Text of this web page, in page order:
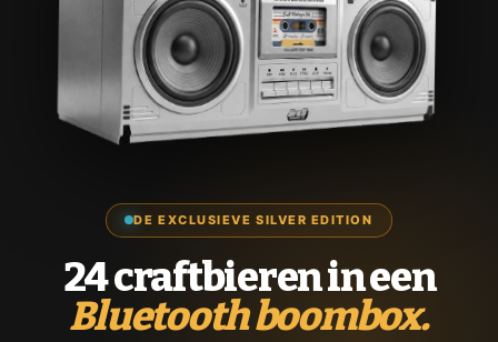
DE EXCLUSIEVE SILVER EDITION
24 craftbieren in een
Bluetooth boombox.